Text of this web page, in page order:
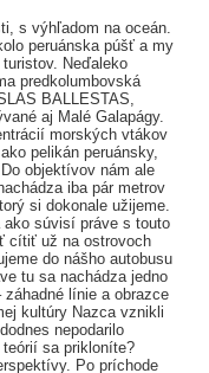
s výhľadom na oceán.
peruánska púšť a my
Neďaleko
predkolumbovská
BALLESTAS,
aj Malé Galapágy.
morských vtákov
pelikán peruánsky,
objektívov nám ale
iba pár metrov
si dokonale užijeme.
súvisí práve s touto
cítiť už na ostrovoch
do nášho autobusu
tu sa nachádza jedno
línie a obrazce
kultúry Nazca vznikli
nepodarilo
sa prikloníte?
Po príchode